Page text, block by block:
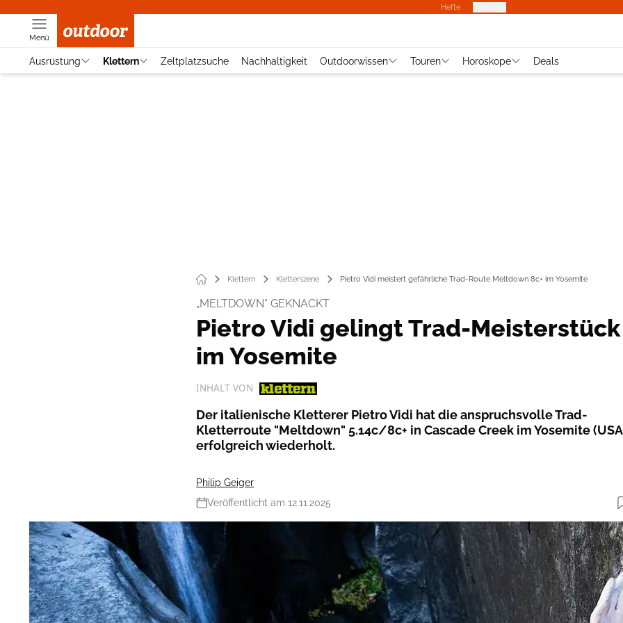
Hefte
Menü
Ausrüstung Klettern Zeltplatzsuche Nachhaltigkeit Outdoorwissen Touren Horoskope Deals
Klettern Kletterszene Pietro Vidi meistert gefährliche Trad-Route Meltdown 8c+ im Yosemite
„MELTDOWN“ GEKNACKT
Pietro Vidi gelingt Trad-Meisterstück
im Yosemite
INHALT VON
Der italienische Kletterer Pietro Vidi hat die anspruchsvolle Trad-
Kletterroute "Meltdown" 5.14c/8c+ in Cascade Creek im Yosemite
erfolgreich wiederholt.
Philip Geiger
Veröffentlicht am 12.11.2025